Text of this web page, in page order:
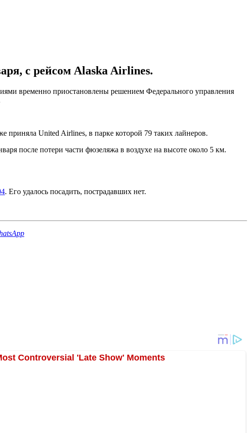
с рейсом Alaska Airlines.
временно приостановлены решением Федерального управления
приняла United Airlines, в парке которой 79 таких лайнеров.
после потери части фюзеляжа в воздухе на высоте около 5 км.
. Его удалось посадить, пострадавших нет.